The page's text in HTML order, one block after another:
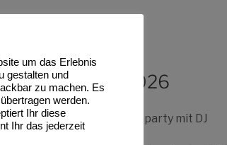
26.- 28.06.2026
& Schützenparty mit DJ
um das Erlebnis
gestalten und
zu machen. Es
werden.
Ihr diese
Ihr das jederzeit